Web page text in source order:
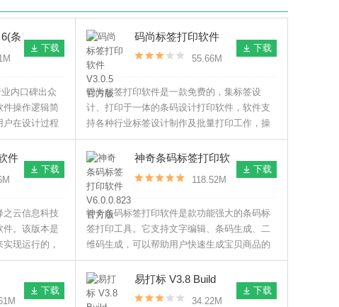
条
下载
内口碑出众
件操作逻辑简
户在设计过程
码尚标签打印软件
V3.0.5 官方版
55.66M
下载
码尚标签打印软件是一款免费的，集标签设
计、打印于一体的条码设计打印软件，软件支
持各种行业标签设计制作及批量打印工作，操
作简单，容易上手。
件
下载
之云信息科技
件。该版本是
现运行的，
属标签打印，
打印等功能。
神奇条码标签打印软
件 V6.0.0.823 官方版
118.52M
下载
神奇条码标签打印软件是款功能强大的条码标
签打印工具。它支持文字编辑、条码生成、二
维码生成，可以帮助用户快速生成宝贝商品的
标签，非常实用。有需要的用户不要错过了。
下载
易打标 V3.8 Build
22005 官方标准版
34.22M
下载